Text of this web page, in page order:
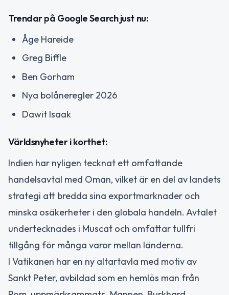
Trendar på Google Search just nu:
Åge Hareide
Greg Biffle
Ben Gorham
Nya bolåneregler 2026
Dawit Isaak
Världsnyheter i korthet:
Indien har nyligen tecknat ett omfattande
handelsavtal med Oman, vilket är en del av landets
strategi att bredda sina exportmarknader och
minska osäkerheter i den globala handeln. Avtalet
undertecknades i Muscat och omfattar tullfri
tillgång för många varor mellan länderna.
I Vatikanen har en ny altartavla med motiv av
Sankt Peter, avbildad som en hemlös man från